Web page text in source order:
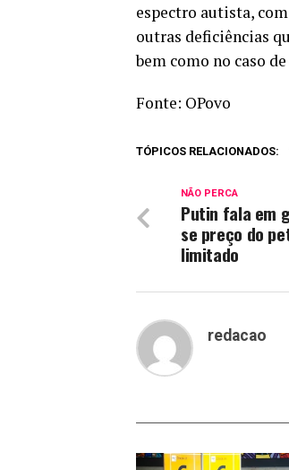
espectro autista,
outras deficiências
bem como no caso
Fonte: OPovo
TÓPICOS RELACIONADOS:
NÃO PERCA
Putin fala em
se preço do
limitado
redacao